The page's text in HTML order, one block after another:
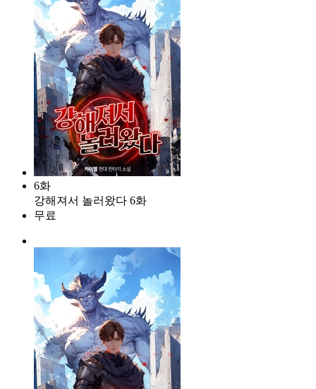
6화
강해져서 놀러왔다 6화
무료